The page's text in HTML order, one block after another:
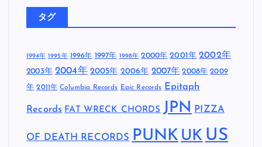
タグ
1994年 1995年 1996年 1997年 1998年 2000年 2001年 2002年
2003年 2004年 2005年 2006年 2007年 2008年 2009
年 2011年 Columbia Records Epic Records Epitaph
Records FAT WRECK CHORDS JPN PIZZA
OF DEATH RECORDS PUNK UK US